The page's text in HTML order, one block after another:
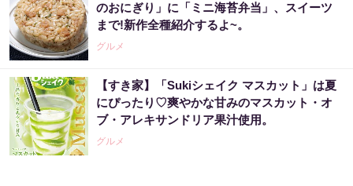
のおにぎり」に「ミニ海苔弁当」、スイーツ
まで!新作全種紹介するよ~。
グルメ
【すき家】「Sukiシェイク マスカット」は夏
にぴったり♡爽やかな甘みのマスカット・オ
ブ・アレキサンドリア果汁使用。
グルメ